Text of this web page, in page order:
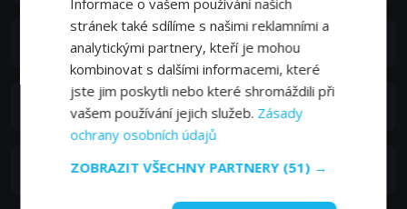
Nikos Ioakeim
Katerina Konstantourou
Stavros Miras
stránek také sdílíme s našimi reklamními a
analytickými partnery, kteří je mohou
kombinovat s dalšími informacemi, které
jste jim poskytli nebo které shromáždili při
vašem používání jejich služeb. Zásady
ochrany osobních údajů
ZOBRAZIT VŠECHNY PARTNERY (51) →